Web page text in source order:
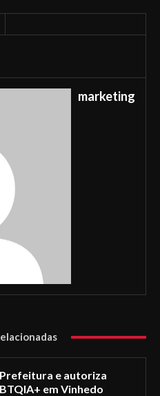
marketing
e autoriza
em Vinhedo